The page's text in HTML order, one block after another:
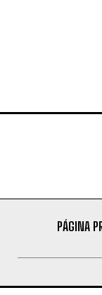
PÁGINA